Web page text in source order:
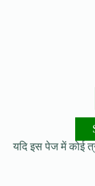
यदि इस पेज में कोई